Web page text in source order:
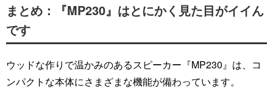
まとめ：『MP230』はとにかく見た目がイイん
です
ウッドな作りで温かみのあるスピーカー『MP230』は、コ
ンパクトな本体にさまざまな機能が備わっています。